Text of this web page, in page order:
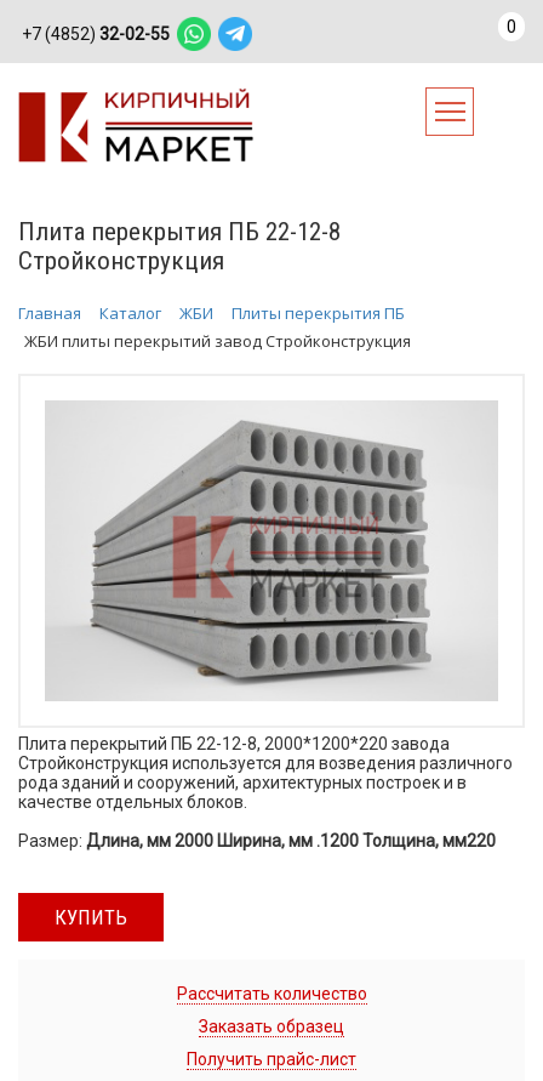
+7 (4852) 32-02-55 0
Плита перекрытия ПБ 22-12-8
Стройконструкция
Главная Каталог ЖБИ
Плиты перекрытия ПБ
ЖБИ плиты перекрытий завод Стройконструкция
Плита перекрытий ПБ 22-12-8, 2000*1200*220 завода
Стройконструкция используется для возведения различного
рода зданий и сооружений, архитектурных построек и в
качестве отдельных блоков.
Размер: Длина, мм 2000 Ширина, мм .1200 Толщина, мм220
КУПИТЬ
Рассчитать количество
Заказать образец
Получить прайс-лист